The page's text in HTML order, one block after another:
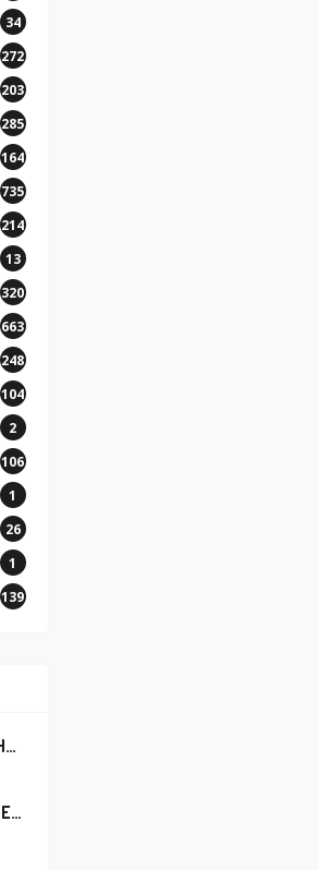
34
272
203
285
164
735
214
13
320
663
248
104
2
106
1
26
1
139
LEO MONTAÑEZ BENEFICIA A HABITANTES DEL BARRIO DE LA SALUD CON MEJORA DEL ALCANTARILLADO SANITARIO
MUNICIPIO DE AGUASCALIENTES REABRE CIRCULACIÓN VEHICULAR EN LA CALLE JOSEFA ORTIZ DE DOMÍNGUEZ